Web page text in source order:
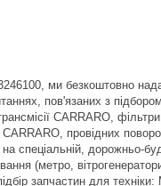
ми безкоштовно
пов'язаних з
CARRARO,
провідних
спеціальній, дорожньо-
(метро,
запчастин для